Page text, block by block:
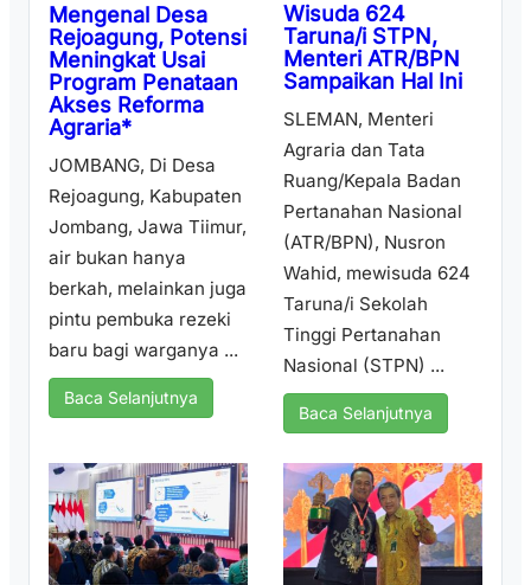
Mengenal Desa
Rejoagung, Potensi
Meningkat Usai
Program Penataan
Akses Reforma
Agraria*
JOMBANG, Di Desa
Rejoagung, Kabupaten
Jombang, Jawa Tiimur,
air bukan hanya
berkah, melainkan juga
pintu pembuka rezeki
baru bagi warganya ...
Baca Selanjutnya
Wisuda 624
Taruna/i STPN,
Menteri ATR/BPN
Sampaikan Hal Ini
SLEMAN, Menteri
Agraria dan Tata
Ruang/Kepala Badan
Pertanahan Nasional
(ATR/BPN), Nusron
Wahid, mewisuda 624
Taruna/i Sekolah
Tinggi Pertanahan
Nasional (STPN) ...
Baca Selanjutnya